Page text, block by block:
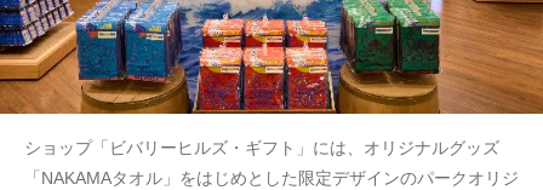
ショップ「ビバリーヒルズ・ギフト」には、オリジナルグッズ
「NAKAMAタオル」をはじめとした限定デザインのパークオリジ